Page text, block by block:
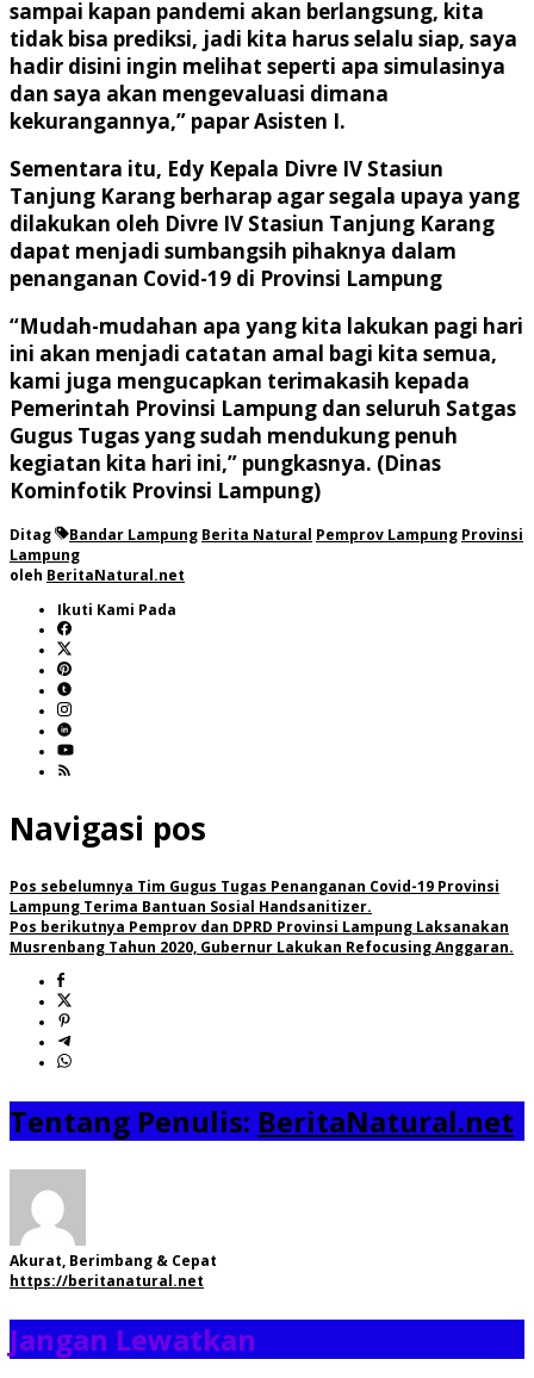
sampai kapan pandemi akan berlangsung, kita
tidak bisa prediksi, jadi kita harus selalu siap, saya
hadir disini ingin melihat seperti apa simulasinya
dan saya akan mengevaluasi dimana
kekurangannya,” papar Asisten I.
Sementara itu, Edy Kepala Divre IV Stasiun
Tanjung Karang berharap agar segala upaya yang
dilakukan oleh Divre IV Stasiun Tanjung Karang
dapat menjadi sumbangsih pihaknya dalam
penanganan Covid-19 di Provinsi Lampung
“Mudah-mudahan apa yang kita lakukan pagi hari
ini akan menjadi catatan amal bagi kita semua,
kami juga mengucapkan terimakasih kepada
Pemerintah Provinsi Lampung dan seluruh Satgas
Gugus Tugas yang sudah mendukung penuh
kegiatan kita hari ini,” pungkasnya. (Dinas
Kominfotik Provinsi Lampung)
Ditag Bandar Lampung Berita Natural Pemprov Lampung Provinsi
Lampung
oleh BeritaNatural.net
Ikuti Kami Pada
Navigasi pos
Pos sebelumnya Tim Gugus Tugas Penanganan Covid-19 Provinsi
Lampung Terima Bantuan Sosial Handsanitizer.
Pos berikutnya Pemprov dan DPRD Provinsi Lampung Laksanakan
Musrenbang Tahun 2020, Gubernur Lakukan Refocusing Anggaran.
Tentang Penulis: BeritaNatural.net
Akurat, Berimbang & Cepat
https://beritanatural.net
Jangan Lewatkan